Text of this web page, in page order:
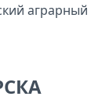
аграрный